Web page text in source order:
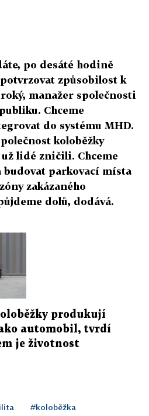
po desáté hodině
způsobilost k
manažer společnosti
Chceme
do systému MHD.
koloběžky
lidé zničili. Chceme
budovat parkovací místa
zakázaného
dolů, dodává.
produkují
automobil, tvrdí
je životnost
#koloběžka